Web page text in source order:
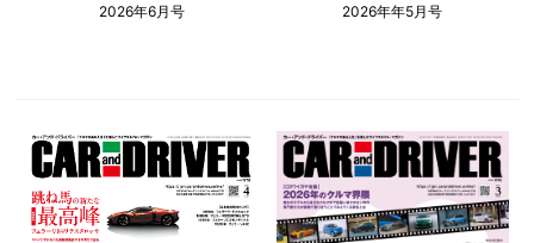
2026年6月号 2026年年5月号